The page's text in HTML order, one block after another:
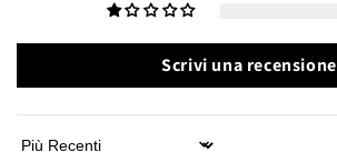
Scrivi una recensione
Sort by